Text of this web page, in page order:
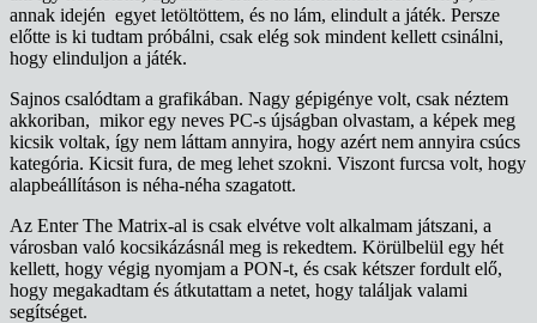
annak idején egyet letöltöttem, és no lám, elindult a játék. Persze
előtte is ki tudtam próbálni, csak elég sok mindent kellett csinálni,
hogy elinduljon a játék.
Sajnos csalódtam a grafikában. Nagy gépigénye volt, csak néztem
akkoriban, mikor egy neves PC-s újságban olvastam, a képek meg
kicsik voltak, így nem láttam annyira, hogy azért nem annyira csúcs
kategória. Kicsit fura, de meg lehet szokni. Viszont furcsa volt, hogy
alapbeállításon is néha-néha szagatott.
Az Enter The Matrix-al is csak elvétve volt alkalmam játszani, a
városban való kocsikázásnál meg is rekedtem. Körülbelül egy hét
kellett, hogy végig nyomjam a PON-t, és csak kétszer fordult elő,
hogy megakadtam és átkutattam a netet, hogy találjak valami
segítséget.